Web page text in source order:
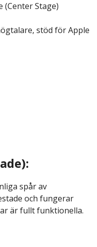
(Center Stage)
stöd för Apple
spår av
och fungerar
är fullt funktionella.